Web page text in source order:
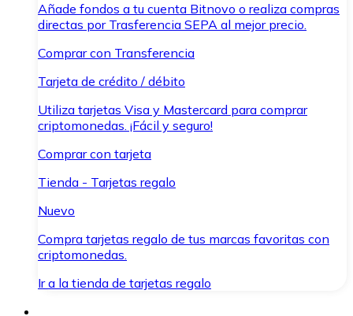
Añade fondos a tu cuenta Bitnovo o realiza compras
directas por Trasferencia SEPA al mejor precio.
Comprar con Transferencia
Tarjeta de crédito / débito
Utiliza tarjetas Visa y Mastercard para comprar
criptomonedas. ¡Fácil y seguro!
Comprar con tarjeta
Tienda - Tarjetas regalo
Nuevo
Compra tarjetas regalo de tus marcas favoritas con
criptomonedas.
Ir a la tienda de tarjetas regalo